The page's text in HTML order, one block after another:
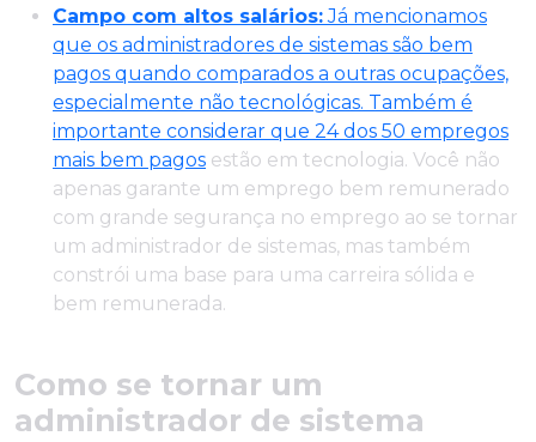
Campo com altos salários:Já mencionamos
que os administradores de sistemas são bem
pagos quando comparados a outras ocupações,
especialmente não tecnológicas. Também é
importante considerar que 24 dos 50 empregos
mais bem pagos estão em tecnologia. Você não
apenas garante um emprego bem remunerado
com grande segurança no emprego ao se tornar
um administrador de sistemas, mas também
constrói uma base para uma carreira sólida e
bem remunerada.
Como se tornar um
administrador de sistema